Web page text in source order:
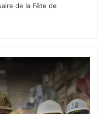
de la Fête de